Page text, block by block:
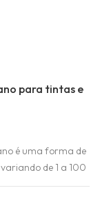
para tintas e
é uma forma de
de 1 a 100
lhe
permitindo